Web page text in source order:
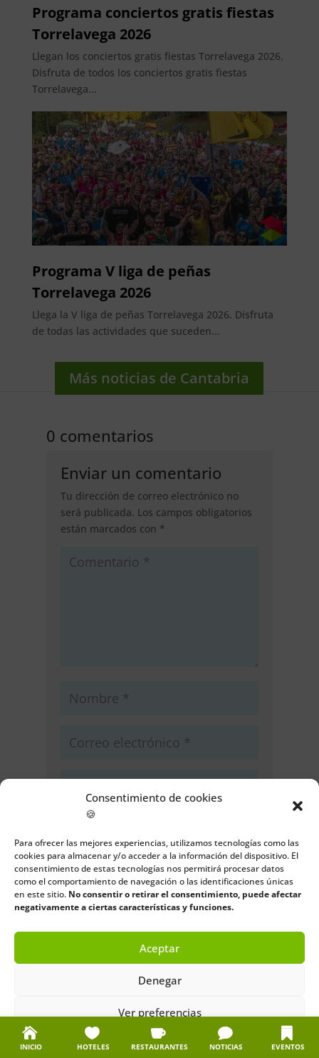
Consentimiento de cookies
🍪
Para ofrecer las mejores experiencias, utilizamos tecnologías como las
cookies para almacenar y/o acceder a la información del dispositivo. El
consentimiento de estas tecnologías nos permitirá procesar datos
como el comportamiento de navegación o las identificaciones únicas
en este sitio. No consentir o retirar el consentimiento, puede afectar
negativamente a ciertas características y funciones.
Aceptar
Denegar
Ver preferencias
Política de cookiesPolítica de privacidadAviso legal
INICIO HOTELES RESTAURANTES NOTICIAS EVENTOS
Programa conciertos gratis fiestas
Torrelavega 2026
Llegan los conciertos gratis fiestas Torrelavega 2026.
Disfruta de todos los conciertos gratis fiestas
Torrelavega...
Programa V liga de peñas
Torrelavega 2026
Llega la V liga de peñas Torrelavega 2026. Disfruta
de todas las actividades que suceden...
Más noticias de Cantabria
0 comentarios
Enviar un comentario
Tu dirección de correo electrónico no
será publicada. Los campos obligatorios
están marcados con *
Guarda mi nombre, correo
electrónico y web en este navegador
para la próxima vez que comente.
Enviar comentario